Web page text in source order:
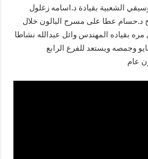
الشعبية بقيادة د.اسامه زغلول
د.حسام عطا على مسرح البالون خلال
بقياده المهندس وائل عبدالله نشاطا
وجمصه ويستعد للفرع الرابع
عام